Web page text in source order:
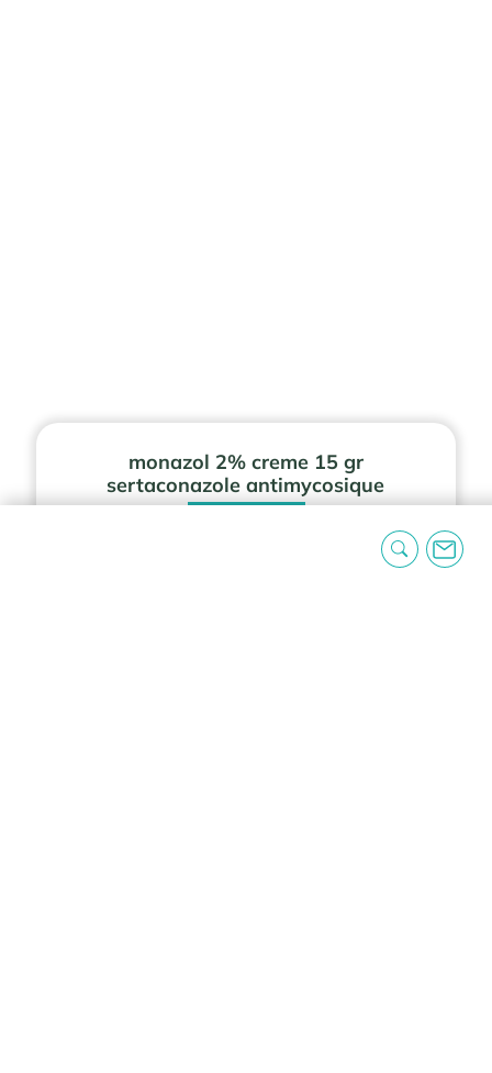
monazol 2% creme 15 gr
sertaconazole antimycosique
monazol 2% creme 15 gr sertaconazole